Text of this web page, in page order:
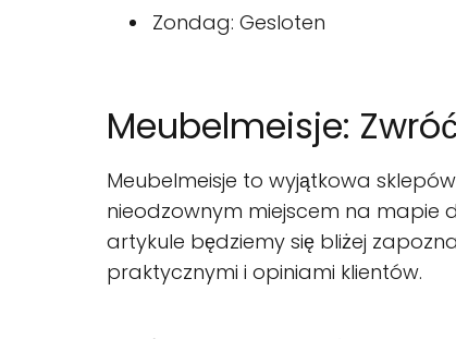
Zondag: Gesloten
Meubelmeisje:
Meubelmeisje to wyjątkowa
nieodzownym miejscem na mapie
artykule będziemy się bliżej
praktycznymi i opiniami klientów.